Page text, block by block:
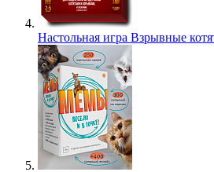
Настольная игра Взрывные